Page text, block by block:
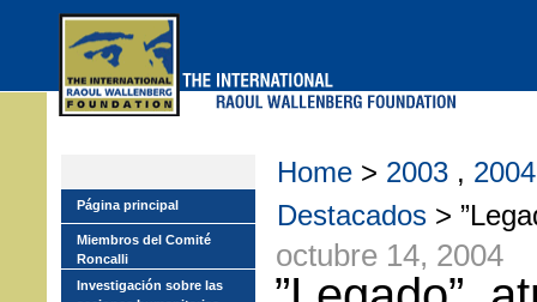
Home > 2003 ,
Destacados >
octubre 14, 2004
Página principal
Miembros del Comité
Roncalli
Investigación sobre las